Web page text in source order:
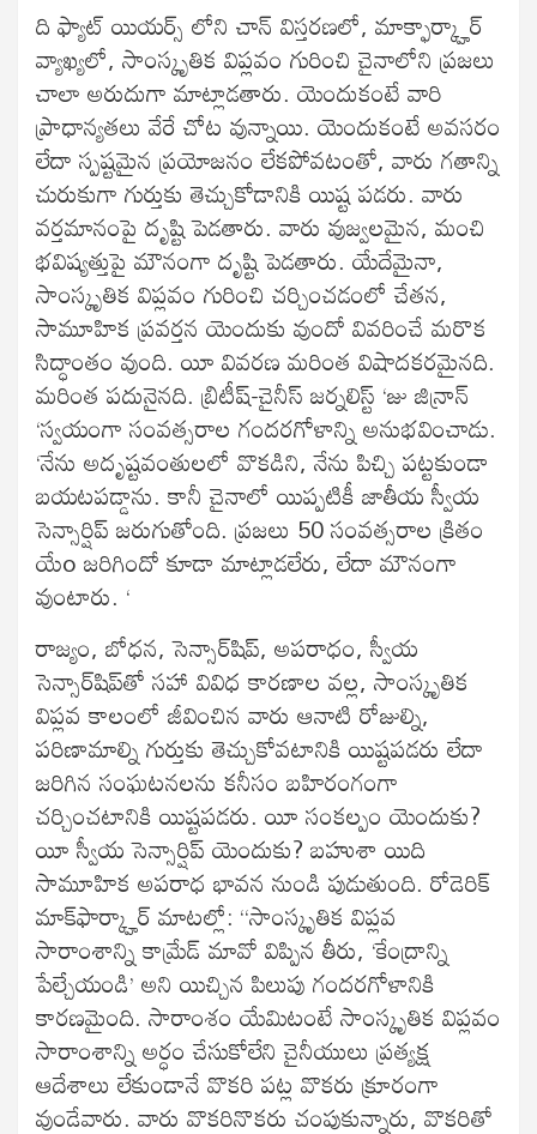
ది ఫ్యాట్ యియర్స్ లోని చాన్ విస్తరణలో, మాక్ఫార్క్హార్
వ్యాఖ్యలో, సాంస్కృతిక విప్లవం గురించి చైనాలోని ప్రజలు
చాలా అరుదుగా మాట్లాడతారు. యెందుకంటే వారి
ప్రాధాన్యతలు వేరే చోట వున్నాయి. యెందుకంటే అవసరం
లేదా స్పష్టమైన ప్రయోజనం లేకపోవటంతో, వారు గతాన్ని
చురుకుగా గుర్తుకు తెచ్చుకోడానికి యిష్ట పడరు. వారు
వర్తమానంపై దృష్టి పెడతారు. వారు వుజ్వలమైన, మంచి
భవిష్యత్తుపై మౌనంగా దృష్టి పెడతారు. యేదేమైనా,
సాంస్కృతిక విప్లవం గురించి చర్చించడంలో చేతన,
సామూహిక ప్రవర్తన యెందుకు వుందో వివరించే మరొక
సిద్ధాంతం వుంది. యీ వివరణ మరింత విషాదకరమైనది.
మరింత పదునైనది. బ్రిటీష్-చైనీస్ జర్నలిస్ట్ ‘జు జిన్రాన్
‘స్వయంగా సంవత్సరాల గందరగోళాన్ని అనుభవించాడు.
‘నేను అదృష్టవంతులలో వొకడిని, నేను పిచ్చి పట్టకుండా
బయటపడ్డాను. కానీ చైనాలో యిప్పటికీ జాతీయ స్వీయ
సెన్సార్షిప్ జరుగుతోంది. ప్రజలు 50 సంవత్సరాల క్రితం
యేo జరిగిందో కూడా మాట్లాడలేరు, లేదా మౌనంగా
వుంటారు. ‘
రాజ్యం, బోధన, సెన్సార్‌షిప్, అపరాధం, స్వీయ
సెన్సార్‌షిప్‌తో సహా వివిధ కారణాల వల్ల, సాంస్కృతిక
విప్లవ కాలంలో జీవించిన వారు ఆనాటి రోజుల్ని,
పరిణామాల్ని గుర్తుకు తెచ్చుకోవటానికి యిష్టపడరు లేదా
జరిగిన సంఘటనలను కనీసం బహిరంగంగా
చర్చించటానికి యిష్టపడరు. యీ సంకల్పం యెందుకు?
యీ స్వీయ సెన్సార్షిప్ యెందుకు? బహుశా యిది
సామూహిక అపరాధ భావన నుండి పుడుతుంది. రోడెరిక్
మాక్‌ఫార్క్హార్ మాటల్లో: “సాంస్కృతిక విప్లవ
సారాంశాన్ని కామ్రేడ్ మావో విప్పిన తీరు, ‘కేంద్రాన్ని
పేల్చేయండి’ అని యిచ్చిన పిలుపు గందరగోళానికి
కారణమైంది. సారాంశం యేమిటంటే సాంస్కృతిక విప్లవం
సారాంశాన్ని అర్ధం చేసుకోలేని చైనీయులు ప్రత్యక్ష
ఆదేశాలు లేకుండానే వొకరి పట్ల వొకరు క్రూరంగా
వుండేవారు. వారు వొకరినొకరు చంపుకున్నారు, వొకరితో